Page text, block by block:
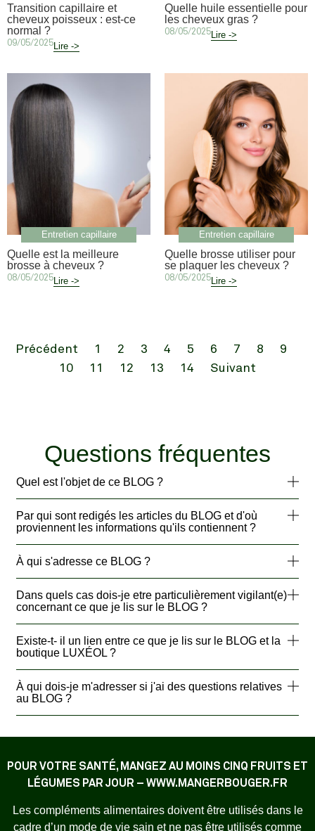
Transition capillaire et
cheveux poisseux : est-ce
normal ?
09/05/2025Lire ->
Quelle huile essentielle pour
les cheveux gras ?
08/05/2025Lire ->
Entretien capillaire
Quelle est la meilleure
brosse à cheveux ?
08/05/2025Lire ->
Entretien capillaire
Quelle brosse utiliser pour
se plaquer les cheveux ?
08/05/2025Lire ->
Précédent 1 2 3 4 5 6 7 8
9
10
11 12 13 14 Suivant
Questions fréquentes
Quel est l'objet de ce BLOG ?
Par qui sont redigés les articles du BLOG et d'où
proviennent les informations qu'ils contiennent ?
À qui s'adresse ce BLOG ?
Dans quels cas dois-je etre particulièrement vigilant(e)
concernant ce que je lis sur le BLOG ?
Existe-t- il un lien entre ce que je lis sur le BLOG et la
boutique LUXÉOL ?
À qui dois-je m'adresser si j'ai des questions relatives
au BLOG ?
POUR VOTRE SANTÉ, MANGEZ AU MOINS CINQ FRUITS ET
LÉGUMES PAR JOUR – WWW.MANGERBOUGER.FR
Les compléments alimentaires doivent être utilisés dans le
cadre d’un mode de vie sain et ne pas être utilisés comme